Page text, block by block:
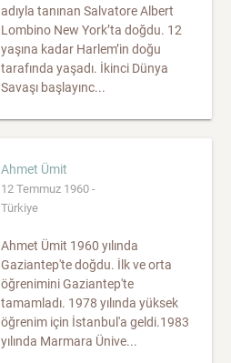
adıyla tanınan Salvatore Albert
Lombino New York’ta doğdu. 12
yaşına kadar Harlem’in doğu
tarafında yaşadı. İkinci Dünya
Savaşı başlayınc...
Ahmet Ümit
12 Temmuz 1960 -
Türkiye
Ahmet Ümit 1960 yılında
Gaziantep'te doğdu. İlk ve orta
öğrenimini Gaziantep'te
tamamladı. 1978 yılında yüksek
öğrenim için İstanbul'a geldi.1983
yılında Marmara Ünive...